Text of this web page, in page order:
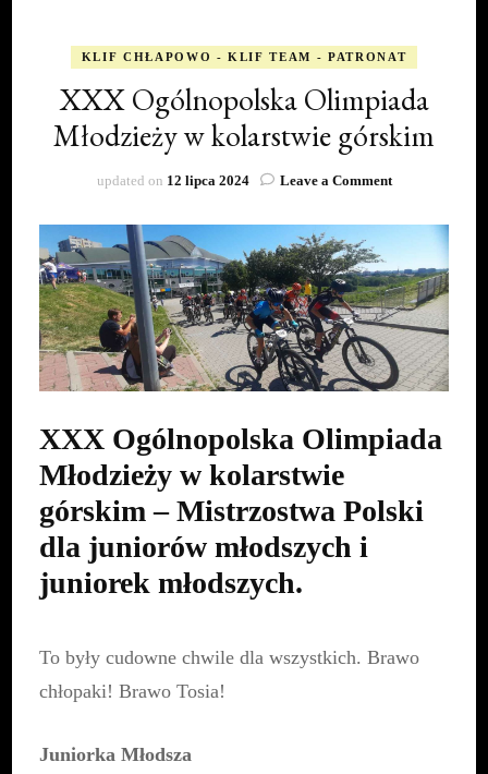
KLIF CHŁAPOWO - KLIF TEAM - PATRONAT
XXX Ogólnopolska Olimpiada
Młodzieży w kolarstwie górskim
updated on 12 lipca 2024 Leave a Commenton
Ogólnopolska
Olimpiada
Młodzieży
w
kolarstwie
górskim
XXX Ogólnopolska Olimpiada
Młodzieży w kolarstwie
górskim – Mistrzostwa Polski
dla juniorów młodszych i
juniorek młodszych.
To były cudowne chwile dla wszystkich. Brawo
chłopaki! Brawo Tosia!
Juniorka Młodsza